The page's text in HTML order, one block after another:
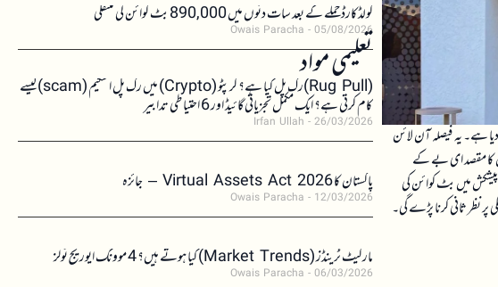
پرکشش قرار دیا ہے۔ یہ فیصلہ آن لائن
کا مقصد ای بے کے
پیشکش میں بٹ کوائن کی
نظر ثانی کرنا پڑے گی۔
کولڈکارڈ حملے کے بعد سات دنوں میں 890,000 بٹ کوائن کی منتقلی
Owais Paracha 05/08/2026
تعلیمی مواد (Rug Pull)رگ پل کیا ہے؟ کرپٹو (Crypto) میں رگ پل اسکیم (scam)کیسے
کام کرتی ہے؟ ایک مکمل تجزیاتی گائیڈ اور 6 احتیاطی تدابیر
Irfan Ullah 26/03/2026
پاکستان کا Virtual Assets Act 2026 – جائزہ
Owais Paracha 12/03/2026
مارکیٹ ٹرینڈز (Market Trends) کیا ہوتے ہیں؟ 4 موونگ ایوریج ٹولز
Owais Paracha 06/03/2026